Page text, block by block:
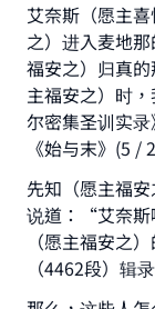
艾奈斯（愿主
之）进入麦地
福安之）归真
主福安之）时
尔密集圣训实
《始与末》(5 /
先知（愿主福
说道：“艾奈斯
（愿主福安之
（4462段）辑